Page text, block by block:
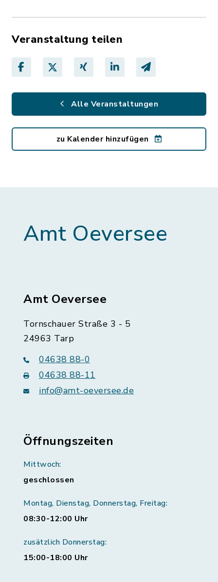
Veranstaltung teilen
Alle Veranstaltungen
zu Kalender hinzufügen
Amt Oeversee
Amt Oeversee
Tornschauer Straße 3 - 5
24963 Tarp
04638 88-0
04638 88-11
info@amt-oeversee.de
Öffnungszeiten
Mittwoch:
geschlossen
Montag, Dienstag, Donnerstag, Freitag:
08:30-12:00 Uhr
zusätzlich Donnerstag:
15:00-18:00 Uhr